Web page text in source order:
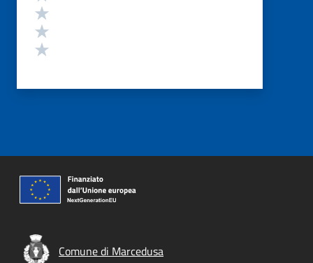
Comune di Marcedusa